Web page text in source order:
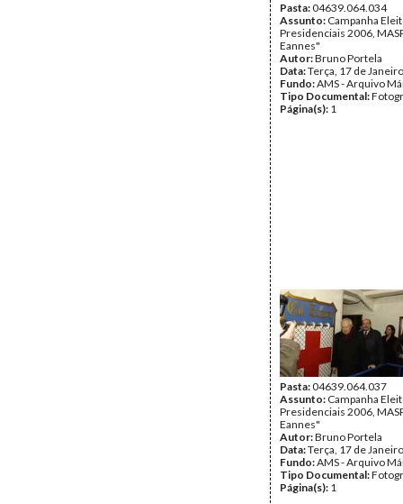
Pasta:04639.064.034
Assunto: Campanha
Presidenciais 2006,
Eannes"
Autor:Bruno Portela
Data:Terça, 17 de
Fundo:AMS - Arquivo
Tipo Documental:
Página(s): 1
Pasta:04639.064.037
Assunto: Campanha
Presidenciais 2006,
Eannes"
Autor:Bruno Portela
Data:Terça, 17 de
Fundo:AMS - Arquivo
Tipo Documental:
Página(s): 1